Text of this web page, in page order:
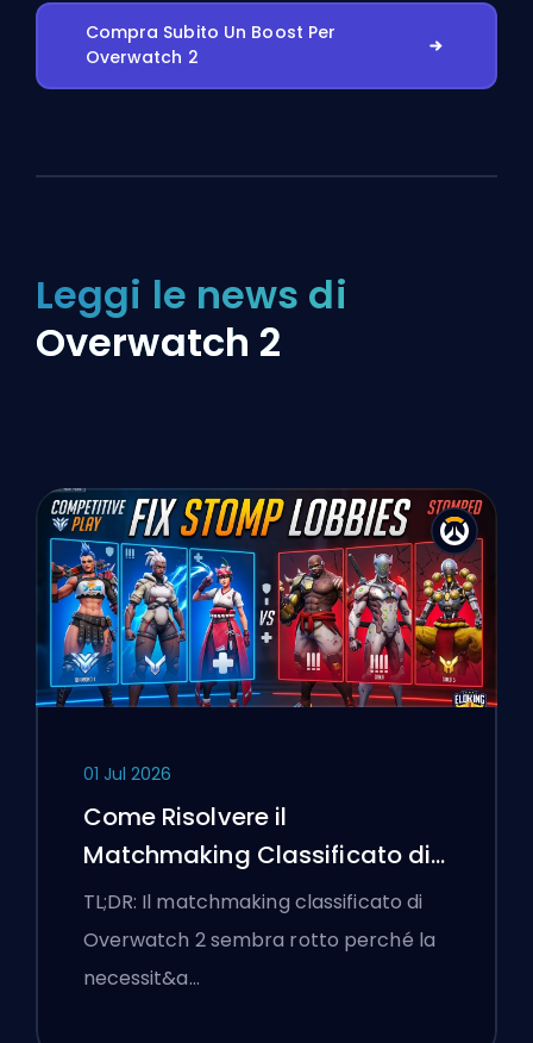
Compra Subito Un Boost Per
Overwatch 2
Leggi le news di
Overwatch 2
01 Jul 2026
Come Risolvere il
Matchmaking Classificato di
Overwatch 2 e le Lobby a
Senso Unico
TL;DR: Il matchmaking classificato di
Overwatch 2 sembra rotto perché la
necessit&a…